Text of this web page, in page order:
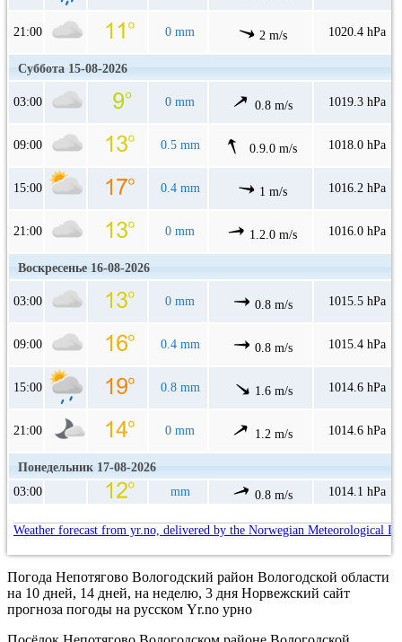
21:00 0 mm 2 m/s 1020.4 hPa
Суббота 15-08-2026
03:00 0 mm 0.8 m/s 1019.3 hPa
09:00 0.5 mm 0.9.0 m/s 1018.0 hPa
15:00 0.4 mm 1 m/s 1016.2 hPa
21:00 0 mm 1.2.0 m/s 1016.0 hPa
Воскресенье 16-08-2026
03:00 0 mm 0.8 m/s 1015.5 hPa
09:00 0.4 mm 0.8 m/s 1015.4 hPa
15:00 0.8 mm 1.6 m/s 1014.6 hPa
21:00 0 mm 1.2 m/s 1014.6 hPa
Понедельник 17-08-2026
03:00
mm 0.8 m/s 1014.1 hPa
Weather forecast from yr.no, delivered by the Norwegian Meteorological
Погода Непотягово Вологодский район Вологодской области
на 10 дней, 14 дней, на неделю, 3 дня Норвежский сайт
прогноза погоды на русском Yr.no урно